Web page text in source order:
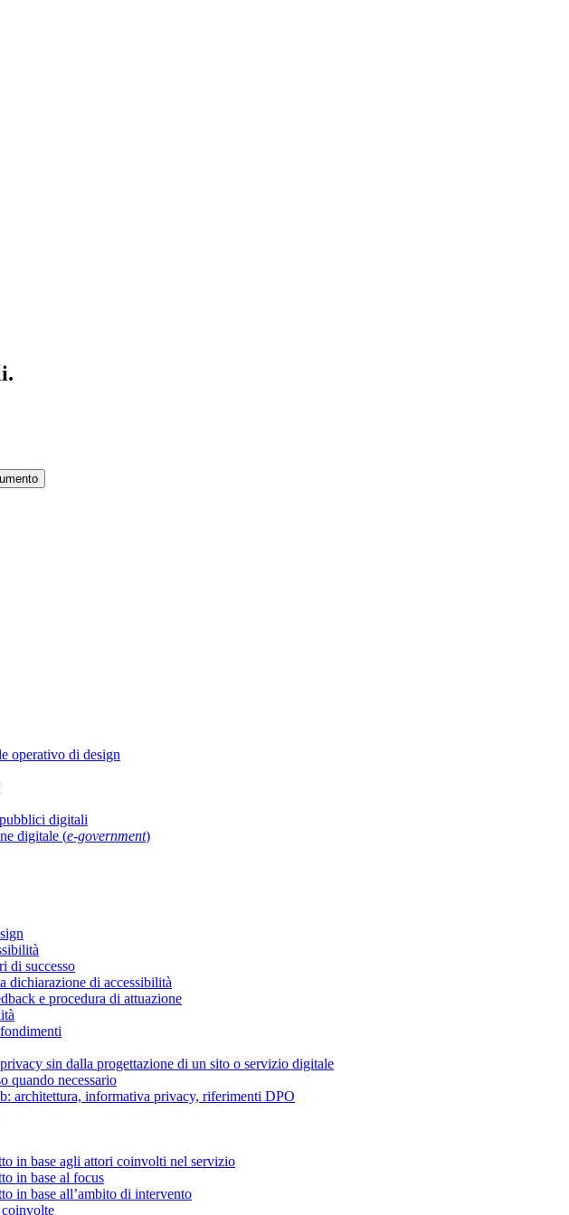
operativo di design
digitali
digitale (e-government)
di successo
dichiarazione di accessibilità
e procedura di attuazione
sin dalla progettazione di un sito o servizio digitale
quando necessario
architettura, informativa privacy, riferimenti DPO
in base agli attori coinvolti nel servizio
in base al focus
in base all’ambito di intervento